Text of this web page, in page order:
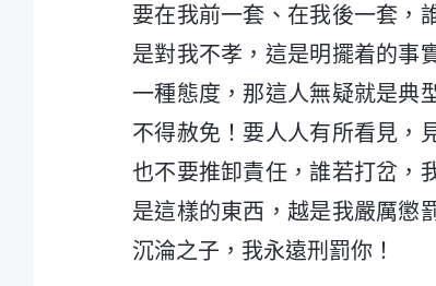
要在我前一套、在我後一套，
是對我不孝，這是明擺着的事
一種態度，那這人無疑就是典
不得赦免！要人人有所看見，
也不要推卸責任，誰若打岔，
是這樣的東西，越是我嚴厲懲
沉淪之子，我永遠刑罰你！